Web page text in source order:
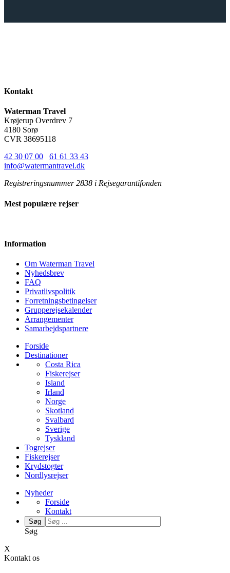
Kontakt
Waterman Travel
Krøjerup Overdrev 7
4180 Sorø
CVR 38695118
42 30 07 00
61 61 33 43
info@watermantravel.dk
Registreringsnummer 2838 i Rejsegarantifonden
Mest populære rejser
Information
Om Waterman Travel
Nyhedsbrev
FAQ
Privatlivspolitik
Forretningsbetingelser
Grupperejsekalender
Arrangementer
Samarbejdspartnere
Forside
Destinationer
Costa Rica
Fiskerejser
Island
Irland
Norge
Skotland
Svalbard
Sverige
Tyskland
Togrejser
Fiskerejser
Krydstogter
Nordlysrejser
Nyheder
Forside
Kontakt
Søg
Søg
X
Kontakt os